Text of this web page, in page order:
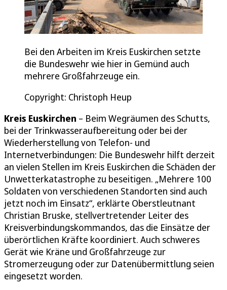
Bei den Arbeiten im Kreis Euskirchen setzte
die Bundeswehr wie hier in Gemünd auch
mehrere Großfahrzeuge ein.
Copyright: Christoph Heup
Kreis Euskirchen – Beim Wegräumen des Schutts,
bei der Trinkwasseraufbereitung oder bei der
Wiederherstellung von Telefon- und
Internetverbindungen: Die Bundeswehr hilft derzeit
an vielen Stellen im Kreis Euskirchen die Schäden der
Unwetterkatastrophe zu beseitigen. „Mehrere 100
Soldaten von verschiedenen Standorten sind auch
jetzt noch im Einsatz“, erklärte Oberstleutnant
Christian Bruske, stellvertretender Leiter des
Kreisverbindungskommandos, das die Einsätze der
überörtlichen Kräfte koordiniert. Auch schweres
Gerät wie Kräne und Großfahrzeuge zur
Stromerzeugung oder zur Datenübermittlung seien
eingesetzt worden.